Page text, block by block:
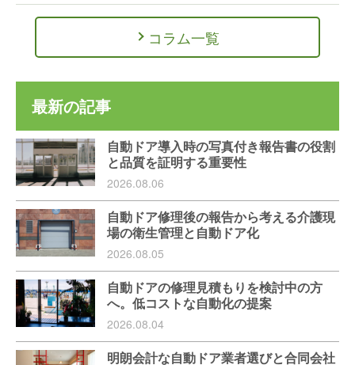
コラム一覧
最新の記事
自動ドア導入時の写真付き報告書の役割
と品質を証明する重要性
2026.08.06
自動ドア修理後の報告から考える介護現
場の衛生管理と自動ドア化
2026.08.05
自動ドアの修理見積もりを検討中の方
へ。低コストな自動化の提案
2026.08.04
明朗会計な自動ドア業者選びと合同会社